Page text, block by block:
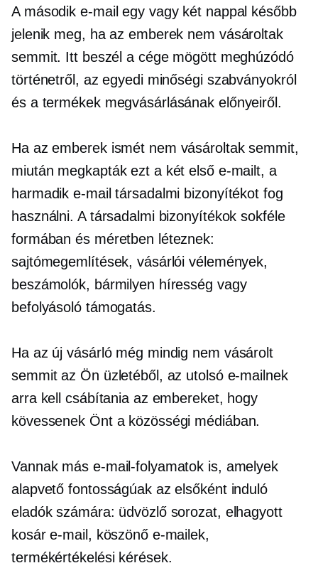
A második e-mail egy vagy két nappal később
jelenik meg, ha az emberek nem vásároltak
semmit. Itt beszél a cége mögött meghúzódó
történetről, az egyedi minőségi szabványokról
és a termékek megvásárlásának előnyeiről.
Ha az emberek ismét nem vásároltak semmit,
miután megkapták ezt a két első e-mailt, a
harmadik e-mail társadalmi bizonyítékot fog
használni. A társadalmi bizonyítékok sokféle
formában és méretben léteznek:
sajtómegemlítések, vásárlói vélemények,
beszámolók, bármilyen híresség vagy
befolyásoló támogatás.
Ha az új vásárló még mindig nem vásárolt
semmit az Ön üzletéből, az utolsó e-mailnek
arra kell csábítania az embereket, hogy
kövessenek Önt a közösségi médiában.
Vannak más e-mail-folyamatok is, amelyek
alapvető fontosságúak az elsőként induló
eladók számára: üdvözlő sorozat, elhagyott
kosár e-mail, köszönő e-mailek,
termékértékelési kérések.